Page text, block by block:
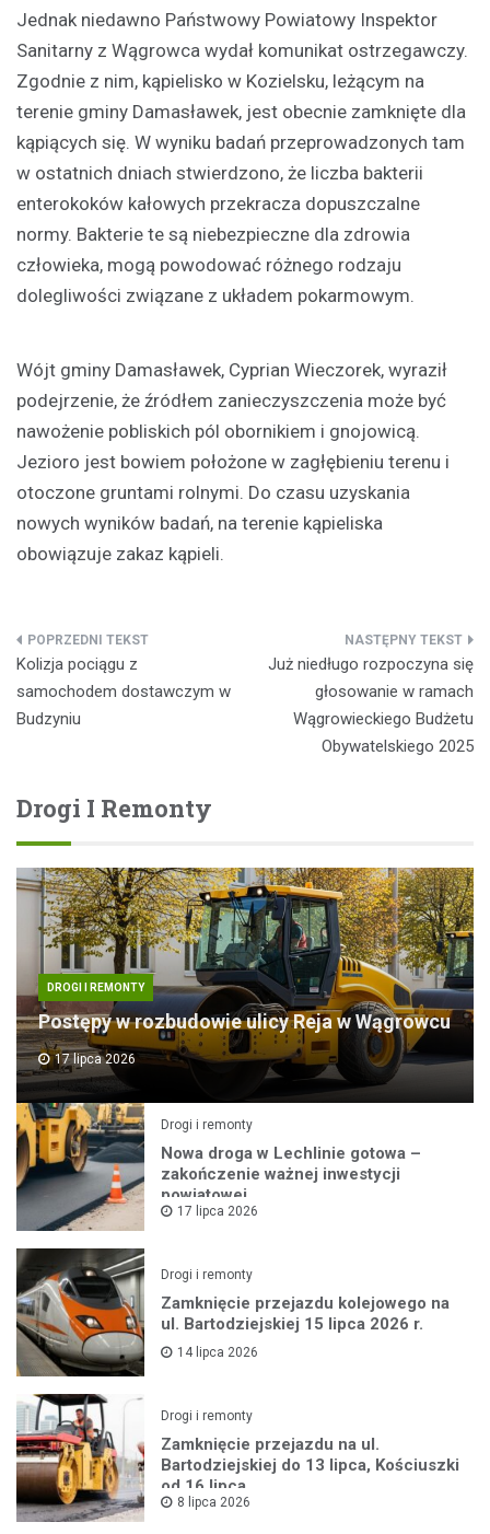
Jednak niedawno Państwowy Powiatowy Inspektor
Sanitarny z Wągrowca wydał komunikat ostrzegawczy.
Zgodnie z nim, kąpielisko w Kozielsku, leżącym na
terenie gminy Damasławek, jest obecnie zamknięte dla
kąpiących się. W wyniku badań przeprowadzonych tam
w ostatnich dniach stwierdzono, że liczba bakterii
enterokoków kałowych przekracza dopuszczalne
normy. Bakterie te są niebezpieczne dla zdrowia
człowieka, mogą powodować różnego rodzaju
dolegliwości związane z układem pokarmowym.
Wójt gminy Damasławek, Cyprian Wieczorek, wyraził
podejrzenie, że źródłem zanieczyszczenia może być
nawożenie pobliskich pól obornikiem i gnojowicą.
Jezioro jest bowiem położone w zagłębieniu terenu i
otoczone gruntami rolnymi. Do czasu uzyskania
nowych wyników badań, na terenie kąpieliska
obowiązuje zakaz kąpieli.
Nawigacja
wpisu
Kolizja pociągu z
samochodem dostawczym w
Budzyniu
Już niedługo rozpoczyna się
głosowanie w ramach
Wągrowieckiego Budżetu
Obywatelskiego 2025
Drogi I Remonty
DROGI I REMONTY
Postępy w rozbudowie ulicy Reja w Wągrowcu
17 lipca 2026
Drogi i remonty
Nowa droga w Lechlinie gotowa –
zakończenie ważnej inwestycji
powiatowej
17 lipca 2026
Drogi i remonty
Zamknięcie przejazdu kolejowego na
ul. Bartodziejskiej 15 lipca 2026 r.
14 lipca 2026
Drogi i remonty
Zamknięcie przejazdu na ul.
Bartodziejskiej do 13 lipca, Kościuszki
od 16 lipca
8 lipca 2026